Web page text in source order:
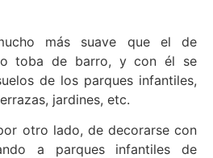
más suave que el de
o toba de barro, y con él se
de los parques infantiles,
jardines, etc.
otro lado, de decorarse con
a parques infantiles de